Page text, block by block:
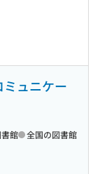
ュニケー
館 全国の図書館